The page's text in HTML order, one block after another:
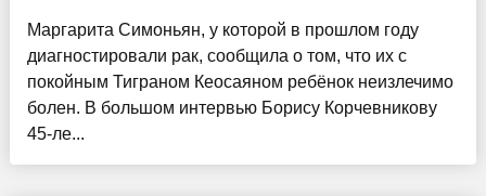
Маргарита Симоньян, у которой в прошлом году
диагностировали рак, сообщила о том, что их с
покойным Тиграном Кеосаяном ребёнок неизлечимо
болен. В большом интервью Борису Корчевникову
45-ле...